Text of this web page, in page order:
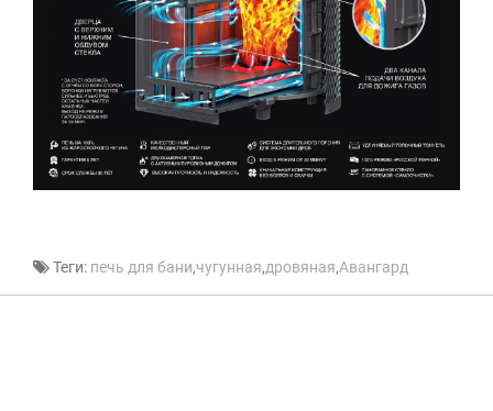
Теги: печь для бани,чугунная,дровяная,Авангард